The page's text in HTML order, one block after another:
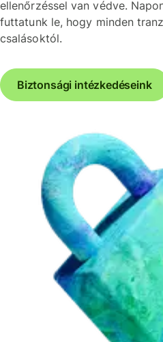
ellenőrzéssel van védve.
futtatunk le, hogy minden
csalásoktól.
Biztonsági intézkedéseink